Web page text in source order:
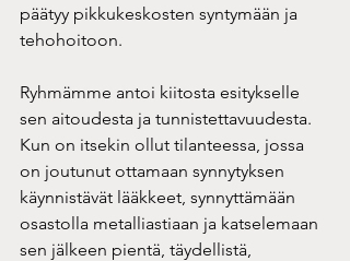
päätyy pikkukeskosten syntymään ja
tehohoitoon.
Ryhmämme antoi kiitosta esitykselle
sen aitoudesta ja tunnistettavuudesta.
Kun on itsekin ollut tilanteessa, jossa
on joutunut ottamaan synnytyksen
käynnistävät lääkkeet, synnyttämään
osastolla metalliastiaan ja katselemaan
sen jälkeen pientä, täydellistä,